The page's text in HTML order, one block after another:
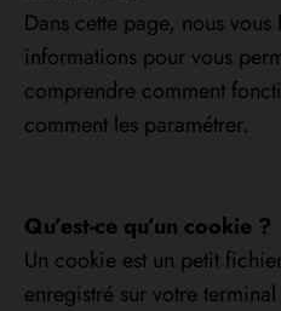
Dans cette page, nous
informations pour vous
comprendre comment
comment les paramétrer.
Qu’est-ce qu’un cookie ?
Un cookie est un petit
enregistré sur votre